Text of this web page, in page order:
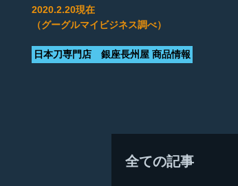
2020.2.20現在
（グーグルマイビジネス調べ）
日本刀専門店 銀座長州屋 商品情報
全ての記事